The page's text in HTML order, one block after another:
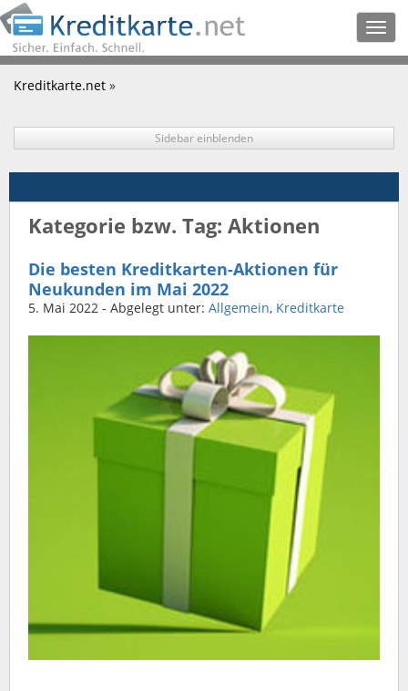
Kreditkarte.net »
Sidebar einblenden
Kategorie bzw. Tag: Aktionen
Die besten Kreditkarten-Aktionen für
Neukunden im Mai 2022
5. Mai 2022 - Abgelegt unter: Allgemein, Kreditkarte